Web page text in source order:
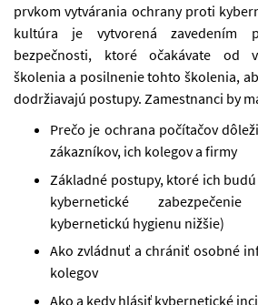
prvkom vytvárania ochrany proti
kultúra je vytvorená zavedením
bezpečnosti, ktoré očakávate od
školenia a posilnenie tohto školenia,
dodržiavajú postupy. Zamestnanci by
Prečo je ochrana počítačov
zákazníkov, ich kolegov a firmy
Základné postupy, ktoré ich
kybernetické
kybernetickú hygienu nižšie)
Ako zvládnuť a chrániť osobné
kolegov
Ako a kedy hlásiť kybernetické